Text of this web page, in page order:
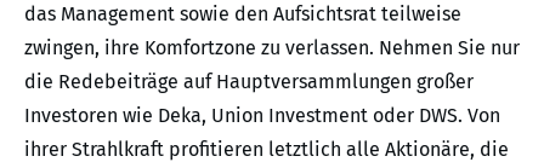
das Management sowie den Aufsichtsrat teilweise
zwingen, ihre Komfortzone zu verlassen. Nehmen Sie nur
die Redebeiträge auf Hauptversammlungen großer
Investoren wie Deka, Union Investment oder DWS. Von
ihrer Strahlkraft profitieren letztlich alle Aktionäre, die